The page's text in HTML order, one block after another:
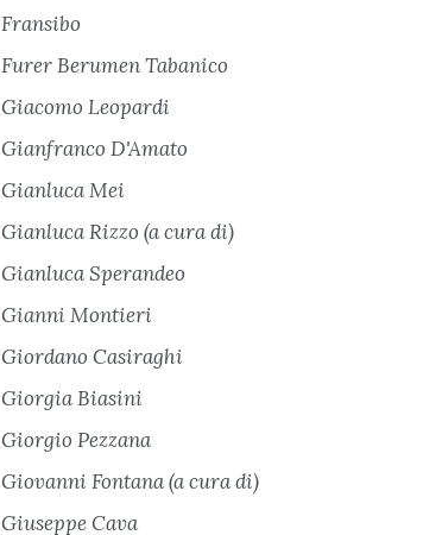
Fransibo
Furer Berumen Tabanico
Giacomo Leopardi
Gianfranco D'Amato
Gianluca Mei
Gianluca Rizzo (a cura di)
Gianluca Sperandeo
Gianni Montieri
Giordano Casiraghi
Giorgia Biasini
Giorgio Pezzana
Giovanni Fontana (a cura di)
Giuseppe Cava